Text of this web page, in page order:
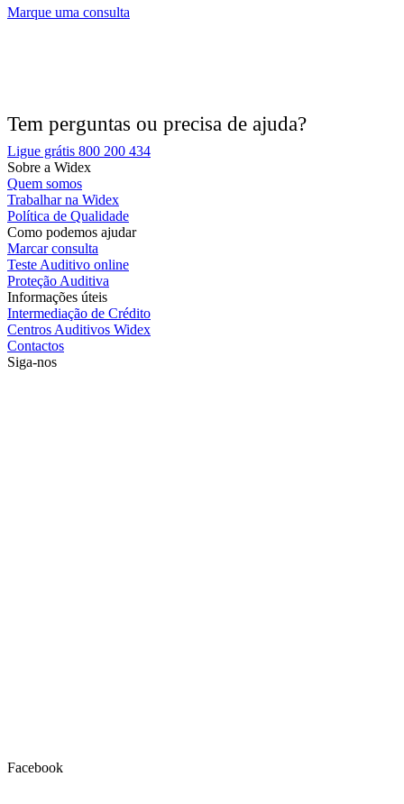
Marque uma consulta
Tem perguntas ou precisa de ajuda?
Ligue grátis 800 200 434
Sobre a Widex
Quem somos
Trabalhar na Widex
Política de Qualidade
Como podemos ajudar
Marcar consulta
Teste Auditivo online
Proteção Auditiva
Informações úteis
Intermediação de Crédito
Centros Auditivos Widex
Contactos
Siga-nos
Facebook